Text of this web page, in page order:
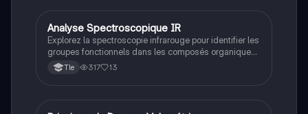
STL
Analyse Spectroscopique IR
Explorez la spectroscopie infrarouge pour identifier les
groupes fonctionnels dans les composés organiques.
Ce document présente les caractéristiques des
liaisons chimiques, y compris les alcools, cétones,
résumé.
Tle 317 13